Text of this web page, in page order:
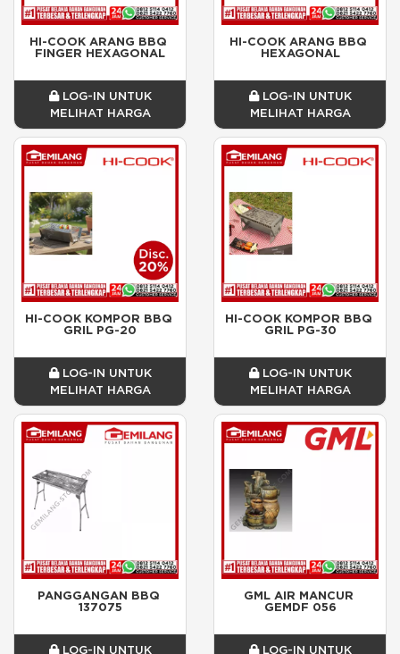
HI-COOK ARANG BBQ
FINGER HEXAGONAL
LOG-IN UNTUK
MELIHAT HARGA
HI-COOK ARANG BBQ
HEXAGONAL
LOG-IN UNTUK
MELIHAT HARGA
HI-COOK KOMPOR BBQ
GRIL PG-20
LOG-IN UNTUK
MELIHAT HARGA
HI-COOK KOMPOR BBQ
GRIL PG-30
LOG-IN UNTUK
MELIHAT HARGA
PANGGANGAN BBQ
137075
LOG-IN UNTUK
GML AIR MANCUR
GEMDF 056
LOG-IN UNTUK